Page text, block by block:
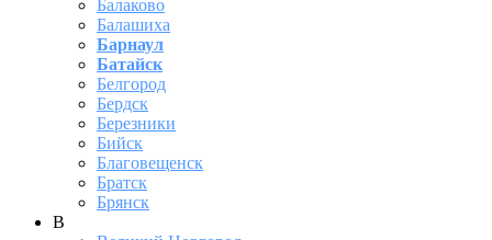
Балаково
Балашиха
Барнаул
Батайск
Белгород
Бердск
Березники
Бийск
Благовещенск
Братск
Брянск
В